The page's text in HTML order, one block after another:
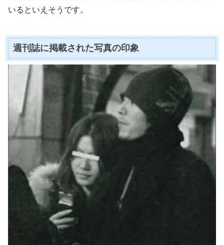
いるといえそうです。
週刊誌に掲載された写真の印象